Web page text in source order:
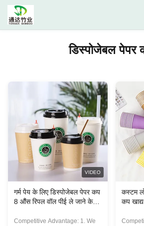
डिस्पोजेबल पेपर
VIDEO
गर्म पेय के लिए डिस्पोजेबल पेपर कप
8 औंस रिपल वॉल पीई ले जाने के
Competitive Advantage: 1. We
कस्टम
कप